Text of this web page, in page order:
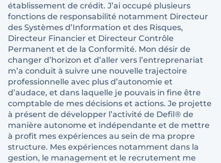
établissement de crédit. J’ai occupé plusieurs
fonctions de responsabilité notamment Directeur
des Systèmes d’Information et des Risques,
Directeur Financier et Directeur Contrôle
Permanent et de la Conformité. Mon désir de
changer d’horizon et d’aller vers l’entreprenariat
m’a conduit à suivre une nouvelle trajectoire
professionnelle avec plus d’autonomie et
d’audace, et dans laquelle je pouvais in fine être
comptable de mes décisions et actions. Je projette
à présent de développer l’activité de Defil® de
manière autonome et indépendante et de mettre
à profit mes expériences au sein de ma propre
structure. Mes expériences notamment dans la
gestion, le management et le recrutement me